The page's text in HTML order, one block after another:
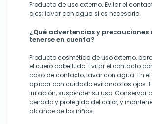
Producto de uso externo. Evitar el
ojos; lavar con agua si es necesario.
¿Qué advertencias y precauciones
tenerse en cuenta?
Producto cosmético de uso externo,
el cuero cabelludo. Evitar el contacto
caso de contacto, lavar con agua. En el
aplicar con cuidado evitando los ojos.
irritación, suspender su uso. Conservar
cerrado y protegido del calor, y
alcance de los niños.